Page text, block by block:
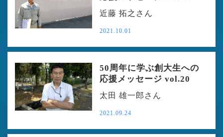
近藤 拓之さん
2021.10.01
50周年に学ぶ創大生への
応援メッセージ vol.20
太田 雄一郎さん
2021.09.24